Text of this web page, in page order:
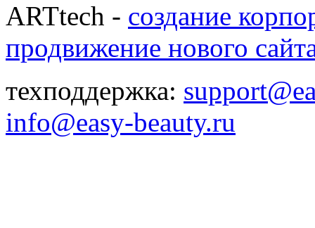
ARTtech - создание
продвижение нового
техподдержка:
info@easy-beauty.ru